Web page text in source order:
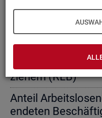
Ab­gangs­ra­te von
emp­fän­gern
Ab­gangs­ra­te von
zie­hern (RLB)
An­teil
en­de­ten